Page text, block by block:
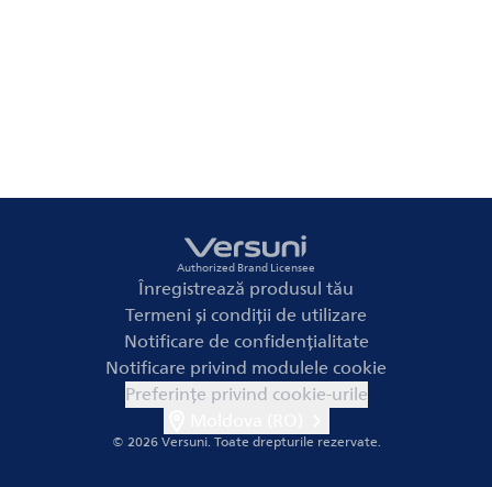
Authorized Brand Licensee
Înregistrează produsul tău
Termeni și condiții de utilizare
Notificare de confidențialitate
Notificare privind modulele cookie
Preferințe privind cookie-urile
© 2026 Versuni.Toate drepturile rezervate.